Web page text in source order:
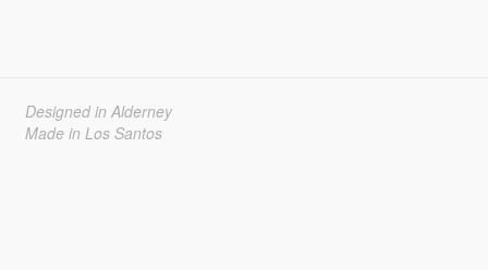
Designed in Alderney
Made in Los Santos